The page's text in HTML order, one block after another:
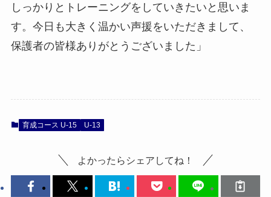
しっかりとトレーニングをしていきたいと思いま
す。今日も大きく温かい声援をいただきまして、
保護者の皆様ありがとうございました」
育成コース U-15 U-13
よかったらシェアしてね！